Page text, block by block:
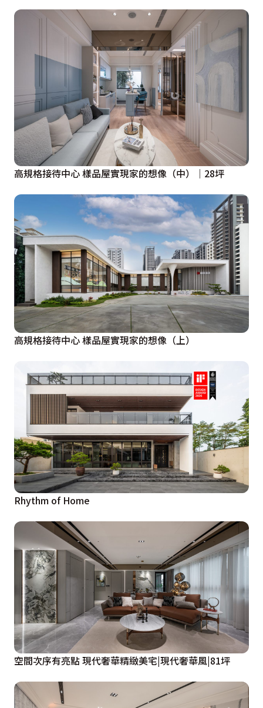
高規格接待中心 樣品屋實現家的想像（中）｜28坪
高規格接待中心 樣品屋實現家的想像（上）
Rhythm of Home
空間次序有亮點 現代奢華精緻美宅|現代奢華風|81坪